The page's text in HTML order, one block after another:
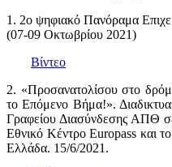
1. 2ο ψηφιακό Πανόραμα
(07-09 Οκτωβρίου 2021)
Βίντεο
2. «Προσανατολίσου στο
το Επόμενο Βήμα!».
Γραφείου Διασύνδεσης ΑΠΘ
Εθνικό Κέντρο Europass και
Ελλάδα. 15/6/2021.